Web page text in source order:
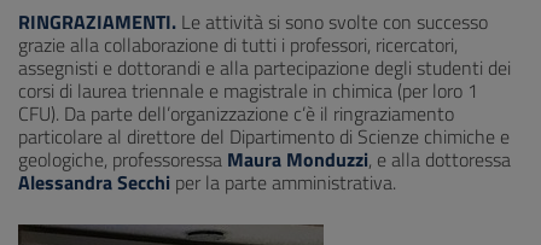
RINGRAZIAMENTI. Le attività si sono svolte con successo
grazie alla collaborazione di tutti i professori, ricercatori,
assegnisti e dottorandi e alla partecipazione degli studenti dei
corsi di laurea triennale e magistrale in chimica (per loro 1
CFU). Da parte dell’organizzazione c’è il ringraziamento
particolare al direttore del Dipartimento di Scienze chimiche e
geologiche, professoressa Maura Monduzzi, e alla dottoressa
Alessandra Secchi per la parte amministrativa.